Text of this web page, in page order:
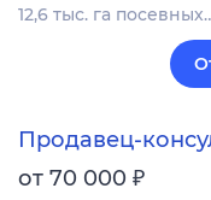
12,6 тыс. га
Продавец-
от 70 000 ₽